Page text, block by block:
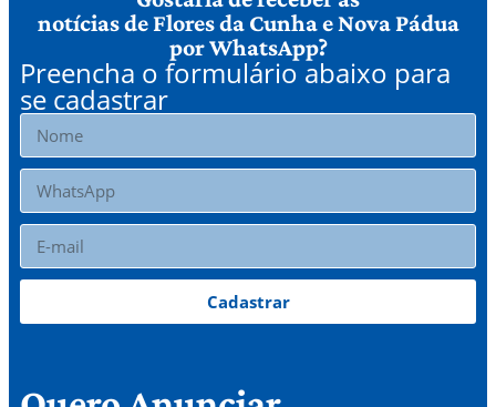
notícias de Flores da Cunha e Nova Pádua
por WhatsApp?
Preencha o formulário abaixo para
se cadastrar
Cadastrar